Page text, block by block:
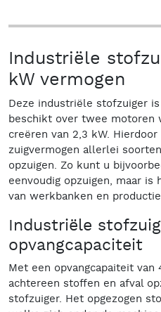
Industriële
kW vermogen
Deze industriële stofzuiger
beschikt over twee motoren
creëren van 2,3 kW.
zuigvermogen allerlei
opzuigen. Zo kunt u
eenvoudig opzuigen, maar
van werkbanken en
Industriële
opvangcapaciteit
Met een opvangcapaiteit
achtereen stoffen en afval
stofzuiger. Het opgezogen